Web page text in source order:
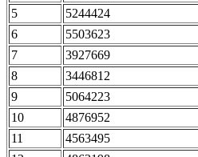
5 5244424
6 5503623
7 3927669
8 3446812
9 5064223
10 4876952
11 4563495